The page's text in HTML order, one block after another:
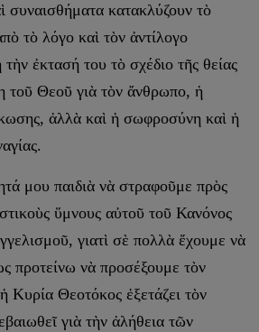
συναισθήματα κατακλύζουν τὸ
τὸ λόγο καὶ τὸν ἀντίλογο
ἐκτασή του τὸ σχέδιο τῆς θείας
τοῦ Θεοῦ γιὰ τὸν ἄνθρωπο, ἡ
ἀλλὰ καὶ ἡ σωφροσύνη καὶ ἡ
μου παιδιὰ νὰ στραφοῦμε πρὸς
ὕμνους αὐτοῦ τοῦ Κανόνος
γιατὶ σὲ πολλὰ ἔχουμε νὰ
προτείνω νὰ προσέξουμε τὸν
Κυρία Θεοτόκος ἐξετάζει τὸν
γιὰ τὴν ἀλήθεια τῶν